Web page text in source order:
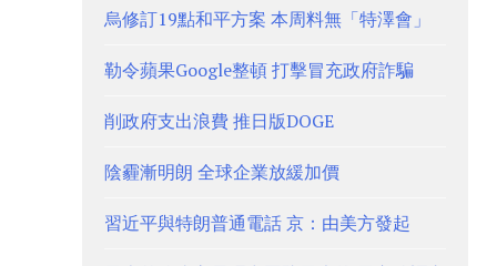
烏修訂19點和平方案 本周料無「特澤會」
勒令蘋果Google整頓 打擊冒充政府詐騙
削政府支出浪費 推日版DOGE
陰霾漸明朗 全球企業放緩加價
習近平與特朗普通電話 京：由美方發起